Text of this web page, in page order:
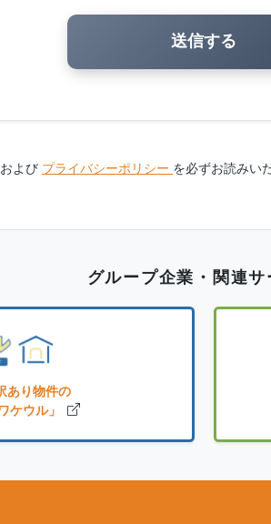
および プライバシーポリシー を必ずお読みい
グループ企業・関連サ
あり物件の
ケウル」